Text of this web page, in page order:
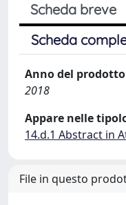
Scheda breve
Scheda
Anno del prodotto
2018
Appare nelle
14.d.1 Abstract in
File in questo